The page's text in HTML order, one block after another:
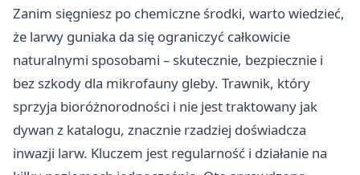
Zanim sięgniesz po chemiczne środki, warto wiedzieć,
że larwy guniaka da się ograniczyć całkowicie
naturalnymi sposobami – skutecznie, bezpiecznie i
bez szkody dla mikrofauny gleby. Trawnik, który
sprzyja bioróżnorodności i nie jest traktowany jak
dywan z katalogu, znacznie rzadziej doświadcza
inwazji larw. Kluczem jest regularność i działanie na